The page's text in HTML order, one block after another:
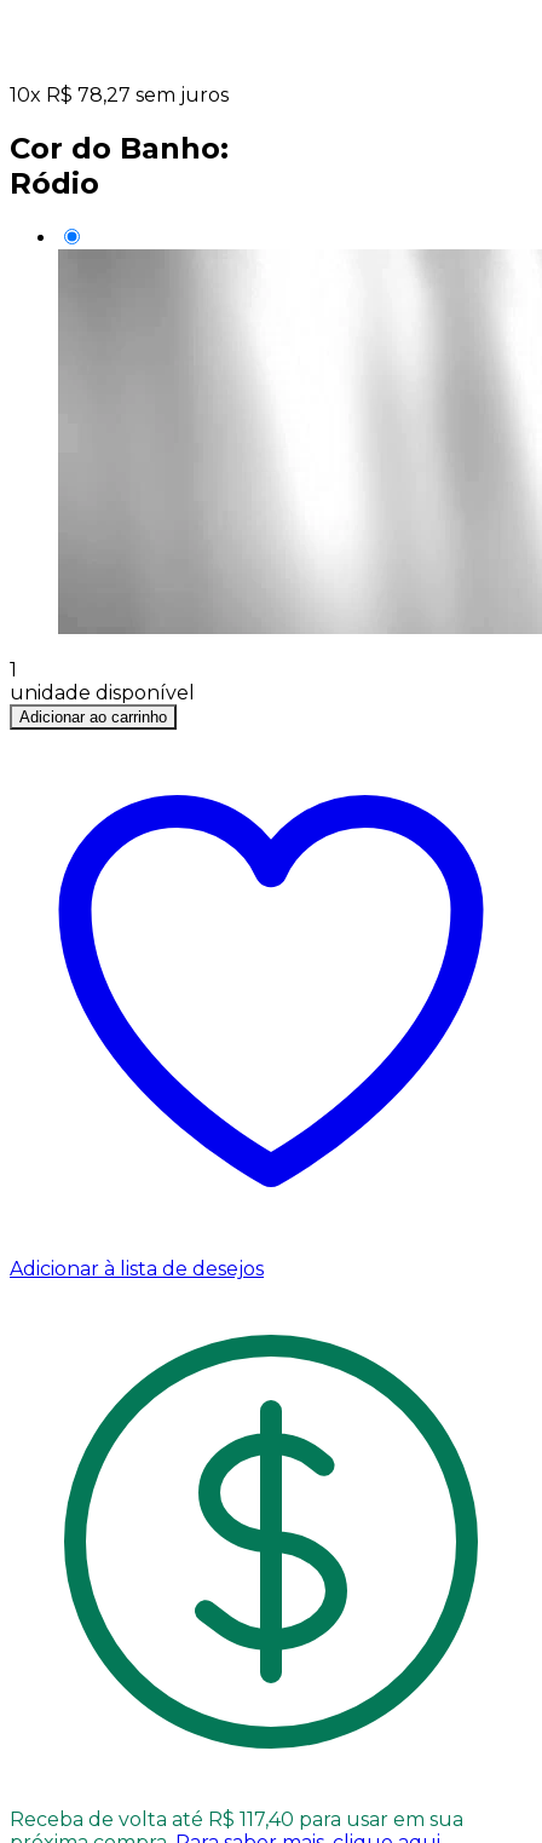
10x R$ 78,27 sem juros
Cor do Banho:
Ródio
1
unidade disponível
Adicionar ao carrinho
Adicionar à lista de desejos
Receba de volta até R$ 117,40 para usar em sua